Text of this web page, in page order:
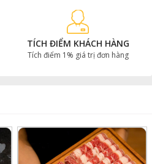
TÍCH ĐIỂM KHÁCH HÀNG
Tích điểm 1% giá trị đơn hàng